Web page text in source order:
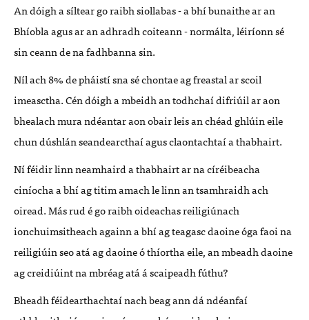
An dóigh a síltear go raibh siollabas - a bhí bunaithe ar an
Bhíobla agus ar an adhradh coiteann - normálta, léiríonn sé
sin ceann de na fadhbanna sin.
Níl ach 8% de pháistí sna sé chontae ag freastal ar scoil
imeasctha. Cén dóigh a mbeidh an todhchaí difriúil ar aon
bhealach mura ndéantar aon obair leis an chéad ghlúin eile
chun dúshlán seandearcthaí agus claontachtaí a thabhairt.
Ní féidir linn neamhaird a thabhairt ar na círéibeacha
ciníocha a bhí ag titim amach le linn an tsamhraidh ach
oiread. Más rud é go raibh oideachas reiligiúnach
ionchuimsitheach againn a bhí ag teagasc daoine óga faoi na
reiligiúin seo atá ag daoine ó thíortha eile, an mbeadh daoine
ag creidiúint na mbréag atá á scaipeadh fúthu?
Bheadh féidearthachtaí nach beag ann dá ndéanfaí